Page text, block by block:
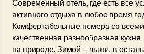
Современный отель, где есть все
активного отдыха в любое время
Комфортабельные номера со
качественная разнообразная
на природе. Зимой – лыжи, в